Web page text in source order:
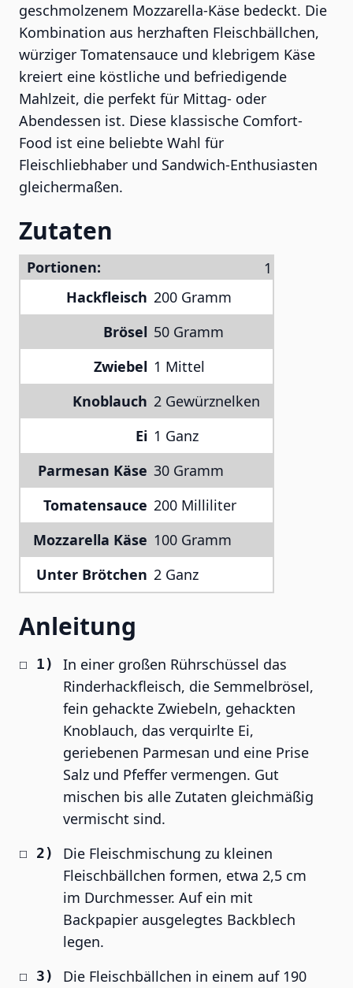
geschmolzenem Mozzarella-Käse bedeckt. Die
Kombination aus herzhaften Fleischbällchen,
würziger Tomatensauce und klebrigem Käse
kreiert eine köstliche und befriedigende
Mahlzeit, die perfekt für Mittag- oder
Abendessen ist. Diese klassische Comfort-
Food ist eine beliebte Wahl für
Fleischliebhaber und Sandwich-Enthusiasten
gleichermaßen.
Zutaten
Portionen:
Hackfleisch 200 Gramm
Brösel 50 Gramm
Zwiebel 1 Mittel
Knoblauch 2 Gewürznelken
Ei 1 Ganz
Parmesan Käse 30 Gramm
Tomatensauce 200 Milliliter
Mozzarella Käse 100 Gramm
Unter Brötchen 2 Ganz
Anleitung
In einer großen Rührschüssel das
Rinderhackfleisch, die Semmelbrösel,
fein gehackte Zwiebeln, gehackten
Knoblauch, das verquirlte Ei,
geriebenen Parmesan und eine Prise
Salz und Pfeffer vermengen. Gut
mischen bis alle Zutaten gleichmäßig
vermischt sind.
Die Fleischmischung zu kleinen
Fleischbällchen formen, etwa 2,5 cm
im Durchmesser. Auf ein mit
Backpapier ausgelegtes Backblech
legen.
Die Fleischbällchen in einem auf 190